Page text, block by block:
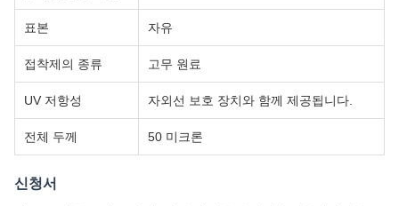
표본 자유
접착제의 종류 고무 원료
UV 저항성 자외선 보호 장치와 함께 제공됩니다.
전체 두께 50 미크론
신청서